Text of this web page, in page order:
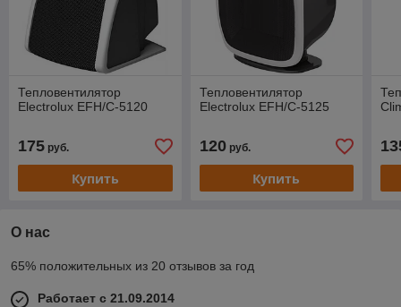
Тепловентилятор
Electrolux EFH/C-5120
175 руб.
Купить
Тепловентилятор
Electrolux EFH/C-5125
120руб.
Купить
О нас
65% положительных из 20 отзывов за год
Работает с 21.09.2014